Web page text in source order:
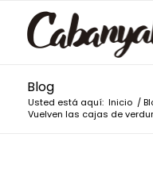
Blog
Usted está aquí: Inicio /
Vuelven las cajas de